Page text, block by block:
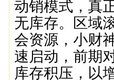
动销模式，真
无库存。区域
会资源，小财
速启动，前期
库存积压，以